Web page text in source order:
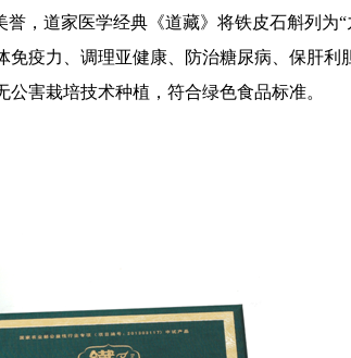
，道家医学经典《道藏》将铁皮石斛列
疫力、调理亚健康、防治糖尿病、保肝
害栽培技术种植，符合绿色食品标准。